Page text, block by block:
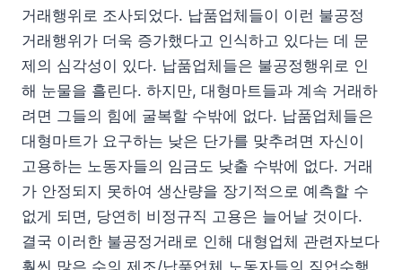
거래행위로 조사되었다. 납품업체들이 이런 불공정
거래행위가 더욱 증가했다고 인식하고 있다는 데 문
제의 심각성이 있다. 납품업체들은 불공정행위로 인
해 눈물을 흘린다. 하지만, 대형마트들과 계속 거래하
려면 그들의 힘에 굴복할 수밖에 없다. 납품업체들은
대형마트가 요구하는 낮은 단가를 맞추려면 자신이
고용하는 노동자들의 임금도 낮출 수밖에 없다. 거래
가 안정되지 못하여 생산량을 장기적으로 예측할 수
없게 되면, 당연히 비정규직 고용은 늘어날 것이다.
결국 이러한 불공정거래로 인해 대형업체 관련자보다
훨씬 많은 수의 제조/납품업체 노동자들의 직업수행